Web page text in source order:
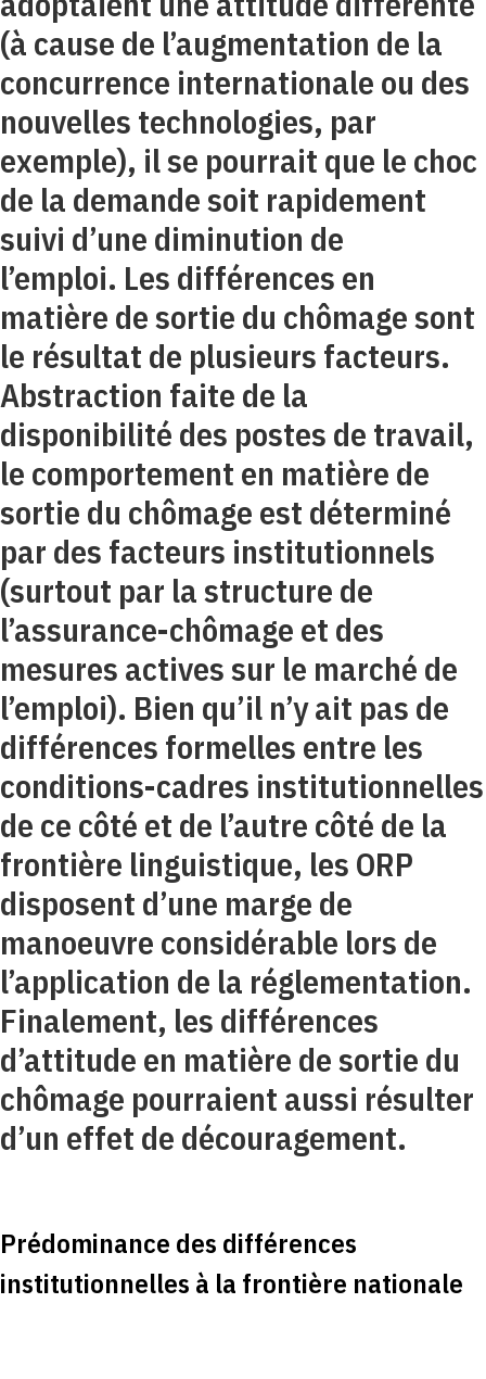
(à cause de l’augmentation de la
concurrence internationale ou des
nouvelles technologies, par
exemple), il se pourrait que le choc
de la demande soit rapidement
suivi d’une diminution de
l’emploi. Les différences en
matière de sortie du chômage sont
le résultat de plusieurs facteurs.
Abstraction faite de la
disponibilité des postes de travail,
le comportement en matière de
sortie du chômage est déterminé
par des facteurs institutionnels
(surtout par la structure de
l’assurance-chômage et des
mesures actives sur le marché de
l’emploi). Bien qu’il n’y ait pas de
différences formelles entre les
conditions-cadres institutionnelles
de ce côté et de l’autre côté de la
frontière linguistique, les ORP
disposent d’une marge de
manoeuvre considérable lors de
l’application de la réglementation.
Finalement, les différences
d’attitude en matière de sortie du
chômage pourraient aussi résulter
d’un effet de découragement.
Prédominance des différences
institutionnelles à la frontière nationale